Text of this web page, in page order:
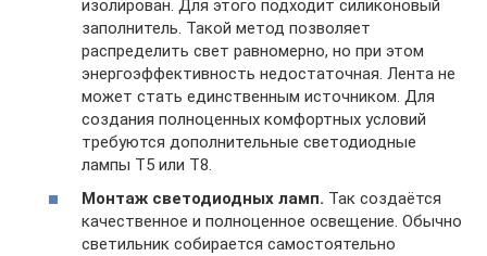
изолирован. Для этого подходит силиконовый
заполнитель. Такой метод позволяет
распределить свет равномерно, но при этом
энергоэффективность недостаточная. Лента не
может стать единственным источником. Для
создания полноценных комфортных условий
требуются дополнительные светодиодные
лампы Т5 или Т8.
Монтаж светодиодных ламп. Так создаётся
качественное и полноценное освещение. Обычно
светильник собирается самостоятельно